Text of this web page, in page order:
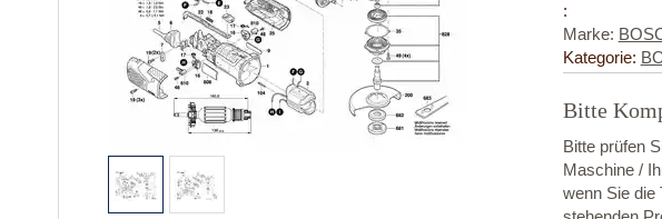
:
Marke:
Kategorie:
Bitte
Bitte prüfen
Maschine /
wenn Sie die